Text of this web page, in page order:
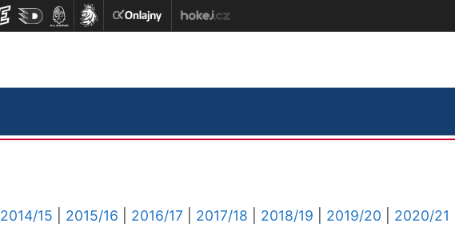
2014/15 2015/16 2016/17 2017/18 2018/19 2019/20
2020/21